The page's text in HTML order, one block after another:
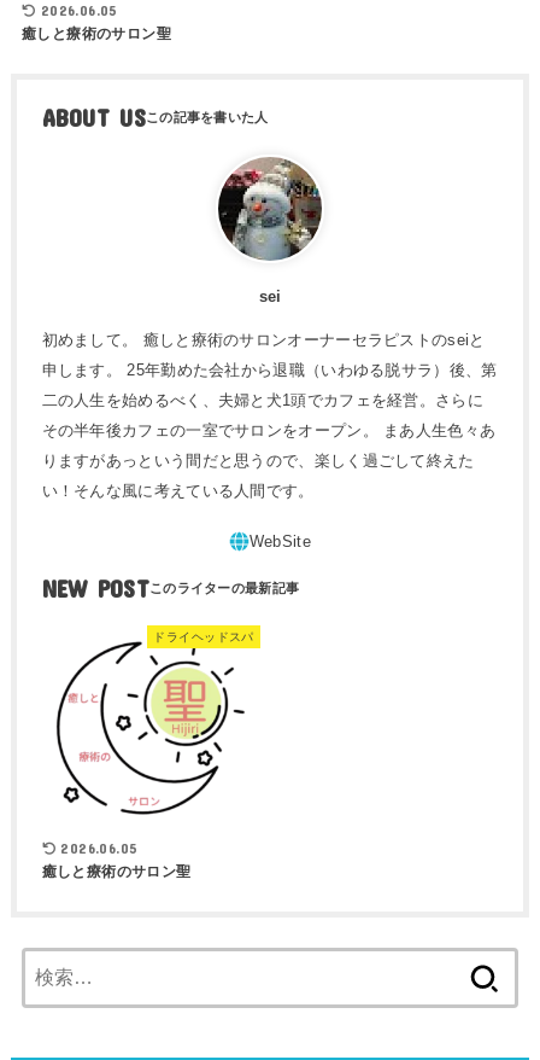
2026.06.05
癒しと療術のサロン聖
ABOUT US
sei
初めまして。 癒しと療術のサロンオーナーセラピストのseiと
申します。 25年勤めた会社から退職（いわゆる脱サラ）後、第
二の人生を始めるべく、夫婦と犬1頭でカフェを経営。さらに
その半年後カフェの一室でサロンをオープン。 まあ人生色々あ
りますがあっという間だと思うので、楽しく過ごして終えた
い！そんな風に考えている人間です。
NEW POST
ドライヘッドスパ
2026.06.05
癒しと療術のサロン聖
索: